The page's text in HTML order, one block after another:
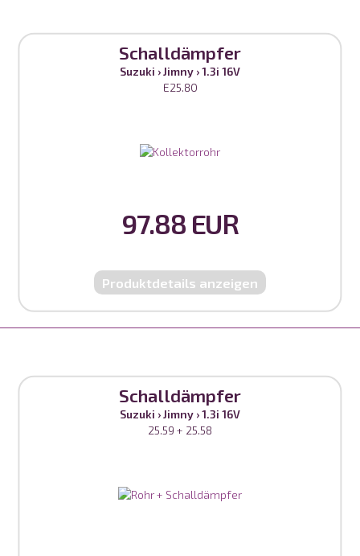
Schalldämpfer
Suzuki ›Jimny ›1.3i 16V
E25.80
97.88 EUR
Produktdetails anzeigen
Schalldämpfer
Suzuki ›Jimny ›1.3i 16V
25.59 + 25.58